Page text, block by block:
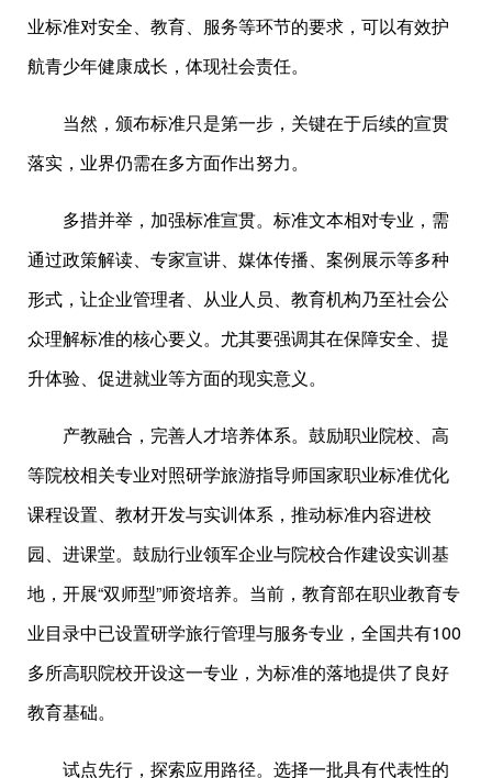
业标准对安全、教育、服务等环节的要求，可以有效护
航青少年健康成长，体现社会责任。
当然，颁布标准只是第一步，关键在于后续的宣贯
落实，业界仍需在多方面作出努力。
多措并举，加强标准宣贯。标准文本相对专业，需
通过政策解读、专家宣讲、媒体传播、案例展示等多种
形式，让企业管理者、从业人员、教育机构乃至社会公
众理解标准的核心要义。尤其要强调其在保障安全、提
升体验、促进就业等方面的现实意义。
产教融合，完善人才培养体系。鼓励职业院校、高
等院校相关专业对照研学旅游指导师国家职业标准优化
课程设置、教材开发与实训体系，推动标准内容进校
园、进课堂。鼓励行业领军企业与院校合作建设实训基
地，开展“双师型”师资培养。当前，教育部在职业教育专
业目录中已设置研学旅行管理与服务专业，全国共有100
多所高职院校开设这一专业，为标准的落地提供了良好
教育基础。
试点先行，探索应用路径。选择一批具有代表性的